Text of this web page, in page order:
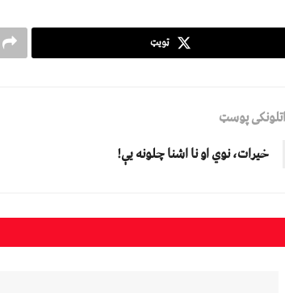
ټویټ
پوسټ
خیرات، نوي او نا اشنا چلونه یې!